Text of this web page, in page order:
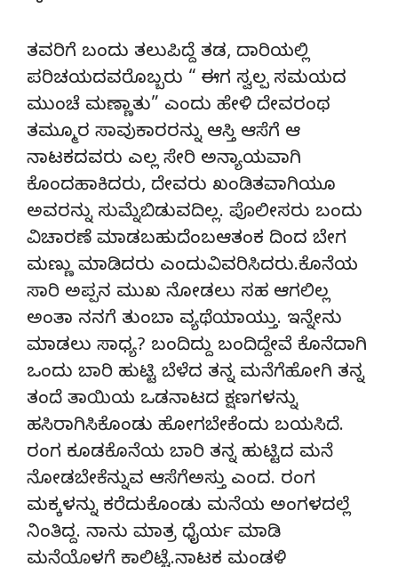
ತವರಿಗೆ ಬಂದು ತಲುಪಿದ್ದೆ ತಡ, ದಾರಿಯಲ್ಲಿ
ಪರಿಚಯದವರೊಬ್ಬರು “ ಈಗ ಸ್ವಲ್ಪ ಸಮಯದ
ಮುಂಚೆ ಮಣ್ಣಾತು” ಎಂದು ಹೇಳಿ ದೇವರಂಥ
ತಮ್ಮೂರ ಸಾವುಕಾರರನ್ನು ಆಸ್ತಿ ಆಸೆಗೆ ಆ
ನಾಟಕದವರು ಎಲ್ಲ ಸೇರಿ ಅನ್ಯಾಯವಾಗಿ
ಕೊಂದಹಾಕಿದರು, ದೇವರು ಖಂಡಿತವಾಗಿಯೂ
ಅವರನ್ನು ಸುಮ್ನೆಬಿಡುವದಿಲ್ಲ. ಪೊಲೀಸರು ಬಂದು
ವಿಚಾರಣೆ ಮಾಡಬಹುದೆಂಬಆತಂಕ ದಿಂದ ಬೇಗ
ಮಣ್ಣು ಮಾಡಿದರು ಎಂದುವಿವರಿಸಿದರು.ಕೊನೆಯ
ಸಾರಿ ಅಪ್ಪನ ಮುಖ ನೋಡಲು ಸಹ ಆಗಲಿಲ್ಲ
ಅಂತಾ ನನಗೆ ತುಂಬಾ ವ್ಯಥೆಯಾಯ್ತು. ಇನ್ನೇನು
ಮಾಡಲು ಸಾಧ್ಯ? ಬಂದಿದ್ದು ಬಂದಿದ್ದೇವೆ ಕೊನೆದಾಗಿ
ಒಂದು ಬಾರಿ ಹುಟ್ಟಿ ಬೆಳೆದ ತನ್ನ ಮನೆಗೆಹೋಗಿ ತನ್ನ
ತಂದೆ ತಾಯಿಯ ಒಡನಾಟದ ಕ್ಷಣಗಳನ್ನು
ಹಸಿರಾಗಿಸಿಕೊಂಡು ಹೋಗಬೇಕೆಂದು ಬಯಸಿದೆ.
ರಂಗ ಕೂಡಕೊನೆಯ ಬಾರಿ ತನ್ನ ಹುಟ್ಟಿದ ಮನೆ
ನೋಡಬೇಕೆನ್ನುವ ಆಸೆಗೆಅಸ್ತು ಎಂದ. ರಂಗ
ಮಕ್ಕಳನ್ನು ಕರೆದುಕೊಂಡು ಮನೆಯ ಅಂಗಳದಲ್ಲೆ
ನಿಂತಿದ್ದ. ನಾನು ಮಾತ್ರ ಧೈರ್ಯ ಮಾಡಿ
ಮನೆಯೊಳಗೆ ಕಾಲಿಟ್ಟೆ.ನಾಟಕ ಮಂಡಳಿ